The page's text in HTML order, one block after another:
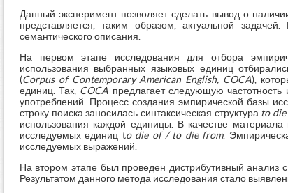
Данный эксперимент позволяет сделать вывод о
представляется, таким образом, актуальной
семантического описания.
На первом этапе исследования для отбора
использования выбранных языковых единиц
(Corpus of Contemporary American English, COCA),
единиц. Так, COCA предлагает следующую
употреблений. Процесс создания эмпирической базы
строку поиска заносилась синтаксическая структура to
использования каждой единицы. В качестве
исследуемых единиц to die of / to die from.
исследуемых выражений.
На втором этапе был проведен дистрибутивный анализ
Результатом данного метода исследования стало